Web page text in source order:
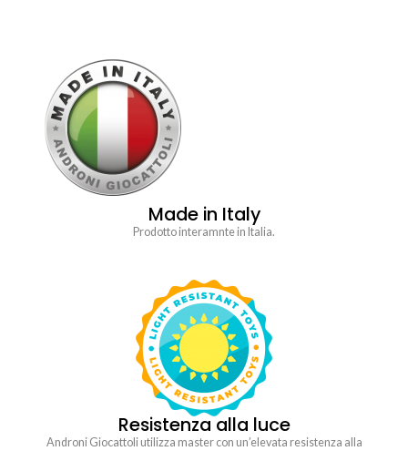
Made in Italy
Prodotto interamnte in Italia.
Resistenza alla luce
Androni Giocattoli utilizza master con un’elevata resistenza alla